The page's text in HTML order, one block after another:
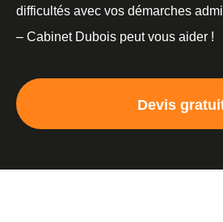
difficultés avec vos démarches
– Cabinet Dubois peut vous aider !
Devis